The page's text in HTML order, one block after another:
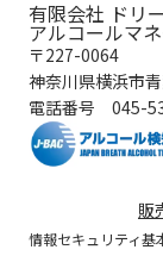
有限会社 ドリ
アルコールマ
〒227-0064
神奈川県横浜市
電話番号 045-
販
情報セキュリティ基